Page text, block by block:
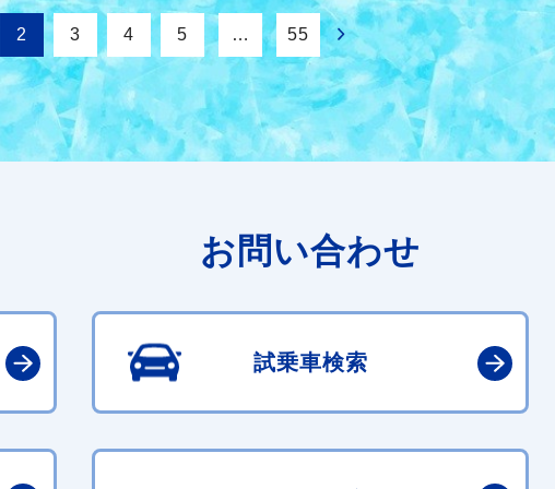
2 3 4 5 … 55
お問い合わせ
試乗車検索